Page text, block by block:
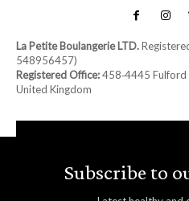
La Petite Boulangerie LTD.
548956457)
Registered Office:458‑4445 Fulford
United Kingdom
Subscribe to